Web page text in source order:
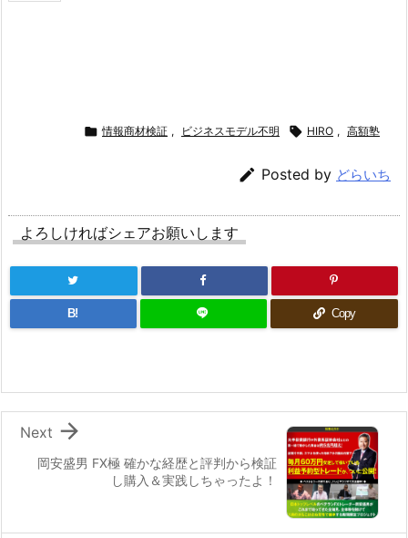
 情報商材検証 , ビジネスモデル不明  HIRO , 高額塾
 Posted by どらいち
よろしければシェアお願いします
B! Copy
岡安盛男 FX極 確かな経歴と評判から検証
し購入＆実践しちゃったよ！

Next